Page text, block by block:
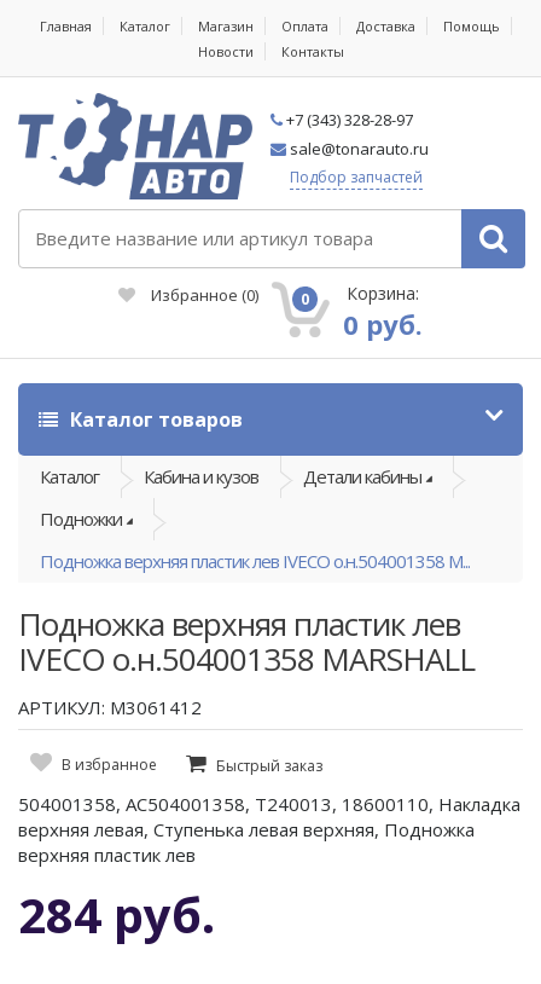
Главная Каталог Магазин Оплата Доставка
Помощь
Новости
Контакты
+7 (343) 328-28-97
sale@tonarauto.ru
Подбор запчастей
Избранное (0) 0 Корзина:
0 руб.
Каталог товаров
Каталог Кабина и кузов
Детали кабины
Подножки
Подножка верхняя пластик лев IVECO о.н.504001358 M...
Подножка верхняя пластик лев
IVECO о.н.504001358 MARSHALL
АРТИКУЛ: M3061412
В избранное Быстрый заказ
504001358, AC504001358, T240013, 18600110, Накладка
верхняя левая, Ступенька левая верхняя, Подножка
верхняя пластик лев
284 руб.